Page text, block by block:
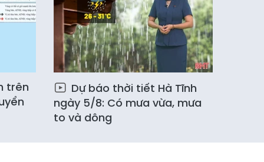
trên
Dự báo thời tiết Hà Tĩnh
ngày 5/8: Có mưa vừa, mưa
to và dông